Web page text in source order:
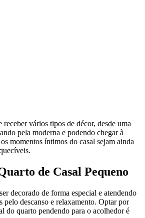
receber vários tipos de décor, desde uma
pela moderna e podendo chegar à
momentos íntimos do casal sejam ainda
de Casal Pequeno
decorado de forma especial e atendendo
pelo descanso e relaxamento. Optar por
do quarto pendendo para o acolhedor é